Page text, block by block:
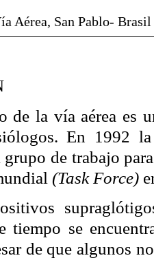
Aérea, San Pablo- Brasil
de la vía aérea es
En 1992
de trabajo
(Task Force)
tiempo se
de que algunos